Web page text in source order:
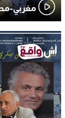
مغربي-